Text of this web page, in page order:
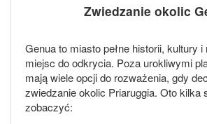
Zwiedzanie okolic
Genua to miasto pełne historii, kultury
miejsc do odkrycia. Poza urokliwymi
mają wiele opcji do rozważenia, gdy
zwiedzanie okolic Priaruggia. Oto kilka
zobaczyć: